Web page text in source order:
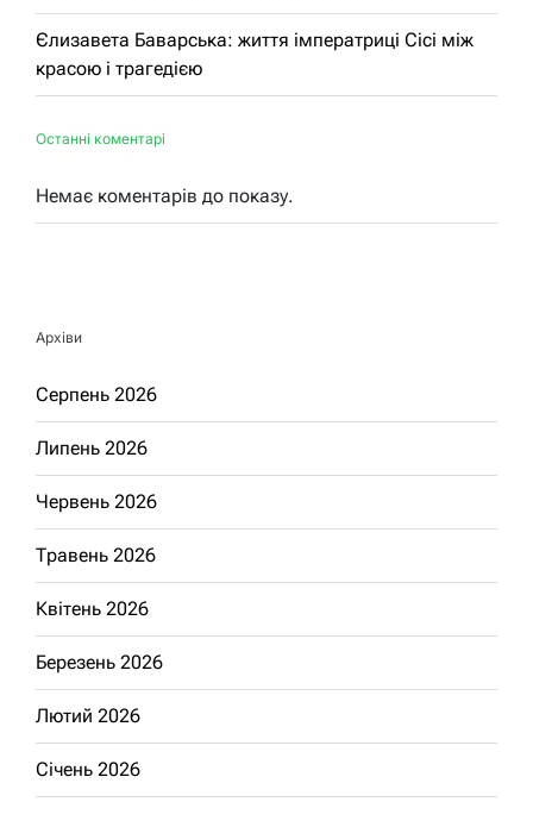
Єлизавета Баварська: життя імператриці Сісі між
красою і трагедією
Останні коментарі
Немає коментарів до показу.
Архіви
Серпень 2026
Липень 2026
Червень 2026
Травень 2026
Квітень 2026
Березень 2026
Лютий 2026
Січень 2026